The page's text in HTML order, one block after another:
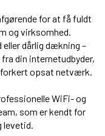
for at få fuldt
og virksomhed.
dårlig dækning –
din internetudbyder,
opsat netværk.
WiFi- og
som er kendt for